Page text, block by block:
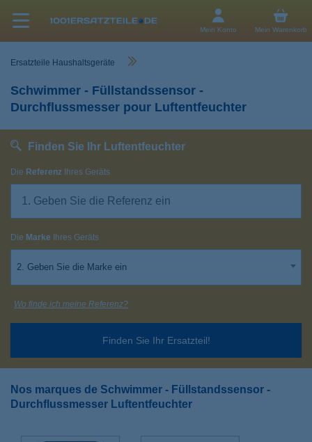
Mein Konto Mein Warenkorb
Ersatzteile Haushaltsgeräte
Schwimmer - Füllstandssensor -
Durchflussmesser pour Luftentfeuchter
Finden Sie Ihr Luftentfeuchter
Die Referenz Ihres Geräts
Die Marke Ihres Geräts
2. Geben Sie die Marke ein
Finden Sie Ihr Ersatzteil!
Wo finde ich meine Referenz?
Nos marques de Schwimmer - Füllstandssensor -
Durchflussmesser Luftentfeuchter